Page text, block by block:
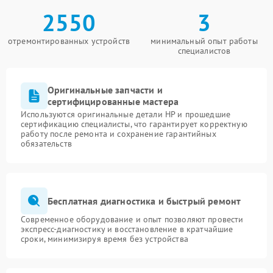
2550
отремонтированных устройств
3
минимальный опыт работы
специалистов
Оригинальные запчасти и
сертифицированные мастера
Используются оригинальные детали HP и прошедшие
сертификацию специалисты, что гарантирует корректную
работу после ремонта и сохранение гарантийных
обязательств
Бесплатная диагностика и быстрый ремонт
Современное оборудование и опыт позволяют провести
экспресс-диагностику и восстановление в кратчайшие
сроки, минимизируя время без устройства